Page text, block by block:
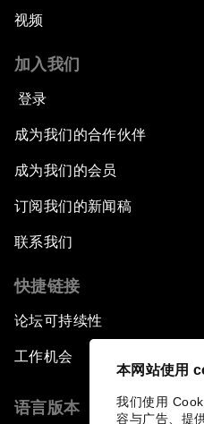
本网站使用
我们使用
容与广告、提
视频
加入我们
登录
成为我们的合作伙伴
成为我们的会员
订阅我们的新闻稿
联系我们
快捷链接
论坛可持续性
工作机会
语言版本